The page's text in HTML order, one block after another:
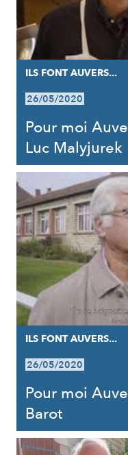
ILS FONT AUVERS...
26/05/2020
Pour moi
Luc Malyjurek
ILS FONT AUVERS...
26/05/2020
Pour moi
Barot